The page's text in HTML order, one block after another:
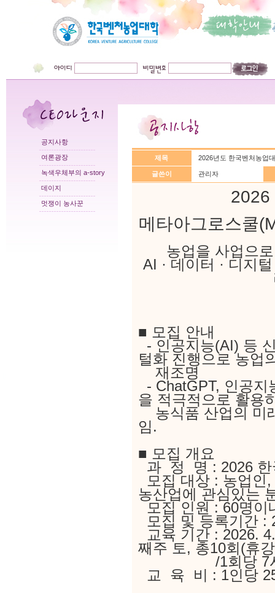
공지사항
여론광장
녹색우체부의 a-story
데이지
멋쟁이 농사꾼
제목 2026년도 한국벤처농업
글쓴이 관리자
2026
메타아그로스쿨
농업을 사업으
AI · 데이터 · 디지
■ 모집 안내
- 인공지능(AI) 등
털화 진행으로 농업
재조명
- ChatGPT, 인공
을 적극적으로 활용
농식품 산업의 미
임.
■ 모집 개요
과 정 명 : 2026 한
모집 대상 : 농업인
농산업에 관심있는
모집 인원 : 60명이
모집 및 등록기간 :
교육 기간 : 2026.
째주 토, 총10회(휴
/1회당 7
교 육 비 : 1인당